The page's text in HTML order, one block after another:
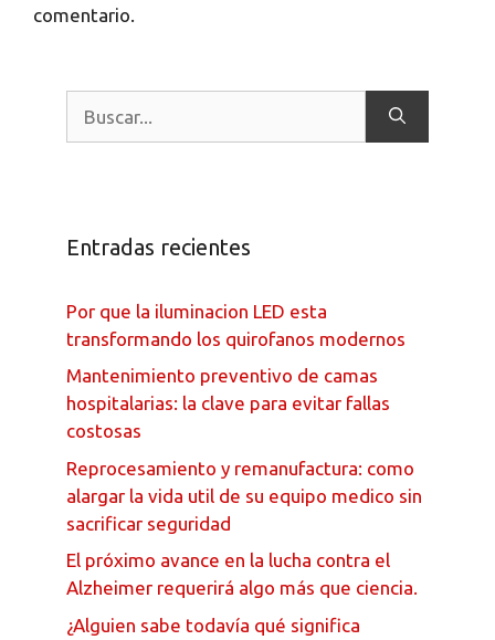
comentario.
Entradas recientes
Por que la iluminacion LED esta
transformando los quirofanos modernos
Mantenimiento preventivo de camas
hospitalarias: la clave para evitar fallas
costosas
Reprocesamiento y remanufactura: como
alargar la vida util de su equipo medico sin
sacrificar seguridad
El próximo avance en la lucha contra el
Alzheimer requerirá algo más que ciencia.
¿Alguien sabe todavía qué significa